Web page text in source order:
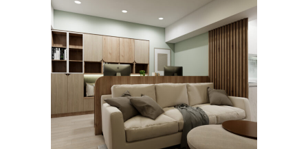
高雄室內設計｜苓雅室內設計
推薦×繽海住宅
室內設計 新成屋